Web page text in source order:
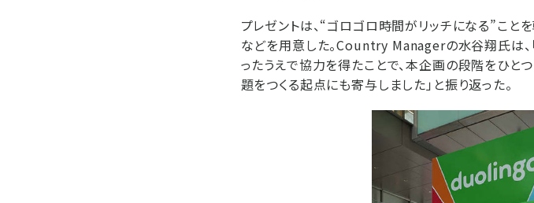
プレゼントは、“ゴロゴロ時間がリッチになる”こと
などを用意した。Country Managerの水谷翔氏は、
ったうえで協力を得たことで、本企画の段階をひと
題をつくる起点にも寄与しました」と振り返った。